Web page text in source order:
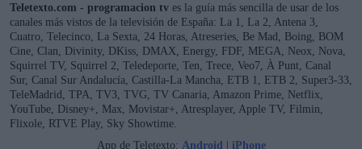
Teletexto.com - programacion tv es la guía más sencilla de usar de los
canales más vistos de la televisión de España: La 1, La 2, Antena 3,
Cuatro, Telecinco, La Sexta, 24 Horas, Atreseries, Be Mad, Boing, BOM
Cine, Clan, Divinity, DKiss, DMAX, Energy, FDF, MEGA, Neox, Nova,
Squirrel TV, Squirrel 2, Teledeporte, Ten, Trece, Veo7, À Punt, Canal
Sur, Canal Sur Andalucía, Castilla-La Mancha, ETB 1, ETB 2, Super3-33,
TeleMadrid, TPA, TV3, TVG, TV Canaria, Amazon Prime, Netflix,
YouTube, Disney+, Max, Movistar+, Atresplayer, Apple TV, Filmin,
Flixole, RTVE Play, Sky Showtime.
App de Teletexto: Android | iPhone